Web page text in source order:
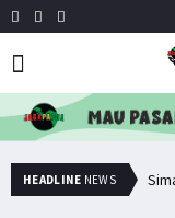
HEADLINE NEWS Pemuda PNG Deklarasi Dukungan untuk Papua Barat Lawan TNI/Polri